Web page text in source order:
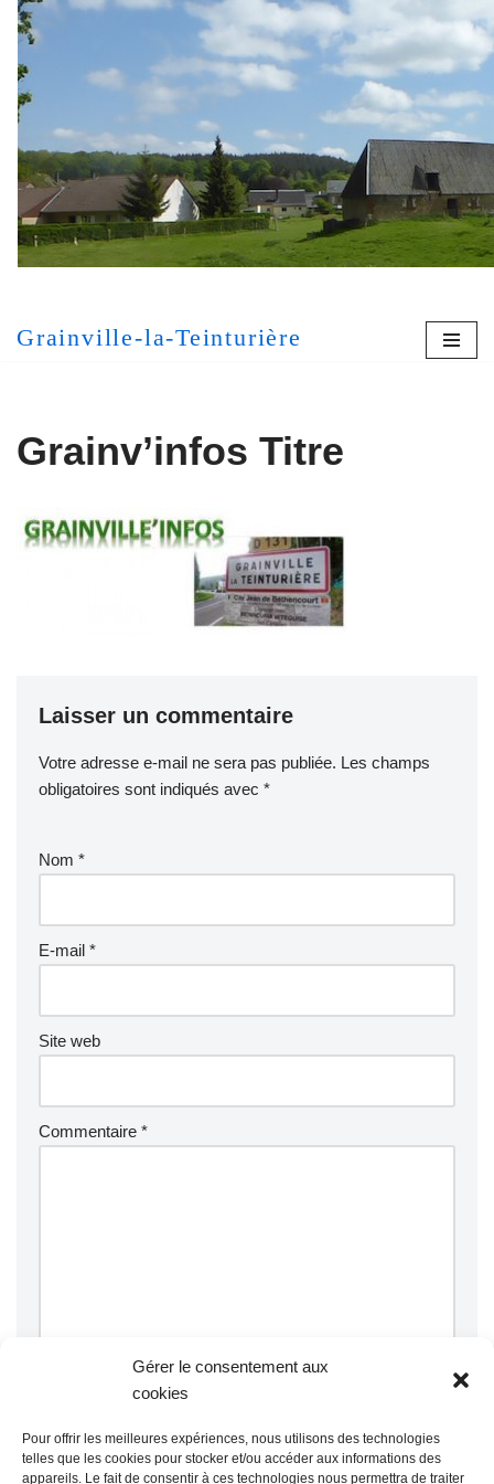
Gérer le consentement aux
cookies
Pour offrir les meilleures expériences, nous utilisons des technologies
telles que les cookies pour stocker et/ou accéder aux informations des
appareils. Le fait de consentir à ces technologies nous permettra de traiter
Aller
au
contenu
Grainville-la-Teinturière
Grainv’infos Titre
Laisser un commentaire
Votre adresse e-mail ne sera pas publiée. Les champs
obligatoires sont indiqués avec *
Nom *
E-mail *
Site web
Commentaire *